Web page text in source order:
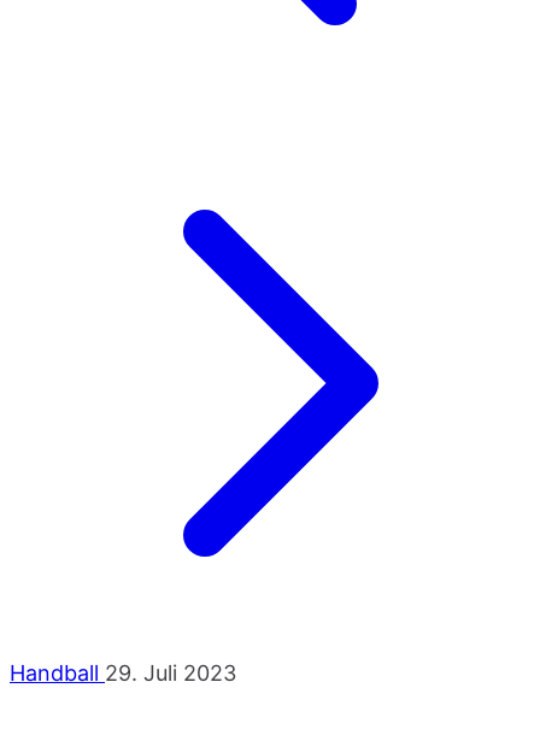
Handball 29. Juli 2023